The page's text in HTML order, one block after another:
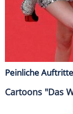
Peinliche
Cartoons "Das